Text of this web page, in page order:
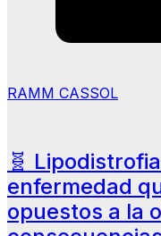
RAMM CASSOL
🧬
enfermedad
opuestos a la